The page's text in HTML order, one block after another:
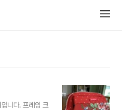
니다. 프레임 크